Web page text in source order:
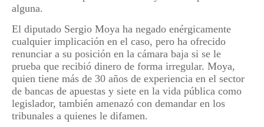
alguna.
El diputado Sergio Moya ha negado enérgicamente
cualquier implicación en el caso, pero ha ofrecido
renunciar a su posición en la cámara baja si se le
prueba que recibió dinero de forma irregular. Moya,
quien tiene más de 30 años de experiencia en el sector
de bancas de apuestas y siete en la vida pública como
legislador, también amenazó con demandar en los
tribunales a quienes le difamen.